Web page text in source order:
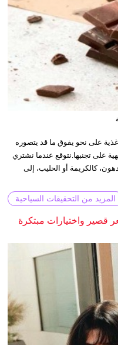
على نحو يفوق ما قد يتصوره
على تجنبها.نتوقع عندما نشتري
كالكريمة أو الحليب، إلى
المزيد من التحقيقات السياحية
قصير واختيارات مبتكرة